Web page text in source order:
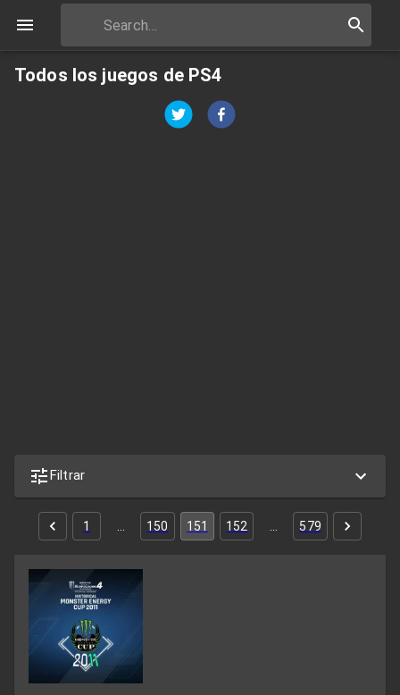
Todos los juegos de PS4
Filtrar
1 150 151 152 579